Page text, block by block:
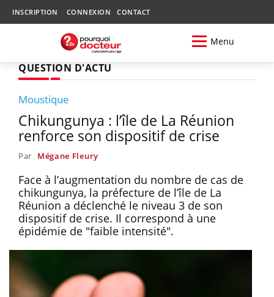
INSCRIPTION CONNEXION CONTACT
Menu
QUESTION D'ACTU
Moustique
Chikungunya : l’île de La Réunion
renforce son dispositif de crise
Par Mégane Fleury
Face à l’augmentation du nombre de cas de
chikungunya, la préfecture de l’île de La
Réunion a déclenché le niveau 3 de son
dispositif de crise. Il correspond à une
épidémie de "faible intensité".